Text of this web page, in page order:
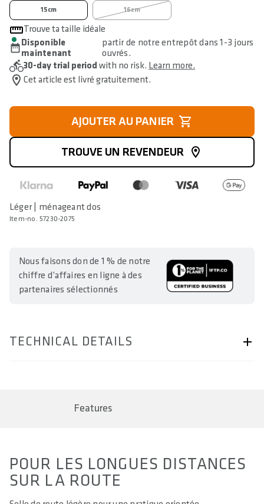
Disponible
maintenant
partir de notre entrepôt dans 1-3 jours
ouvrés.
30-day trial period with no risk. Learn more.
Cet article est livré gratuitement.
15cm 16cm
Trouve ta taille idéale
AJOUTER AU PANIER
TROUVE UN REVENDEUR
Léger | ménageant dos
Item-no. 57230-2075
Nous faisons don de 1 % de notre
chiffre d’affaires en ligne à des
partenaires sélectionnés
TECHNICAL DETAILS
SIZE(S) IN CM (EFFECTIVE SADDLE WIDTH)
12 / 13 / 14 / 15 / 16
Features
POUR LES LONGUES DISTANCES
SUR LA ROUTE